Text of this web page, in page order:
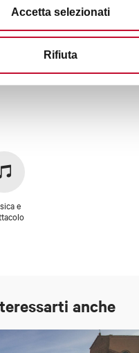
Accetta selezionati
Rifiuta
e
anche